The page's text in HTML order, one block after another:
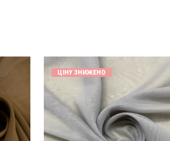
ЦІНУ ЗНИЖЕНО